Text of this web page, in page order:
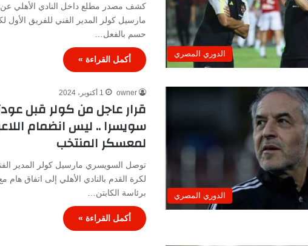
الدوري المصري
كشف مصدر مطلع داخل النادي الأهلي
مارسيل كولر المدير الفني للفريق الأول
حسم بالفعل…
أكمل القراءة »
الدوري المصري
owner 1 أكتوبر، 2024
قرار عاجل من كولر قبل
سويسرا .. ليس انضمام
لمعسكر المنتخب
توصل السويسري مارسيل كولر المدير
لكرة القدم بالنادي الأهلي إلى اتفاق هام
برئاسة الكابتن…
أكمل القراءة »